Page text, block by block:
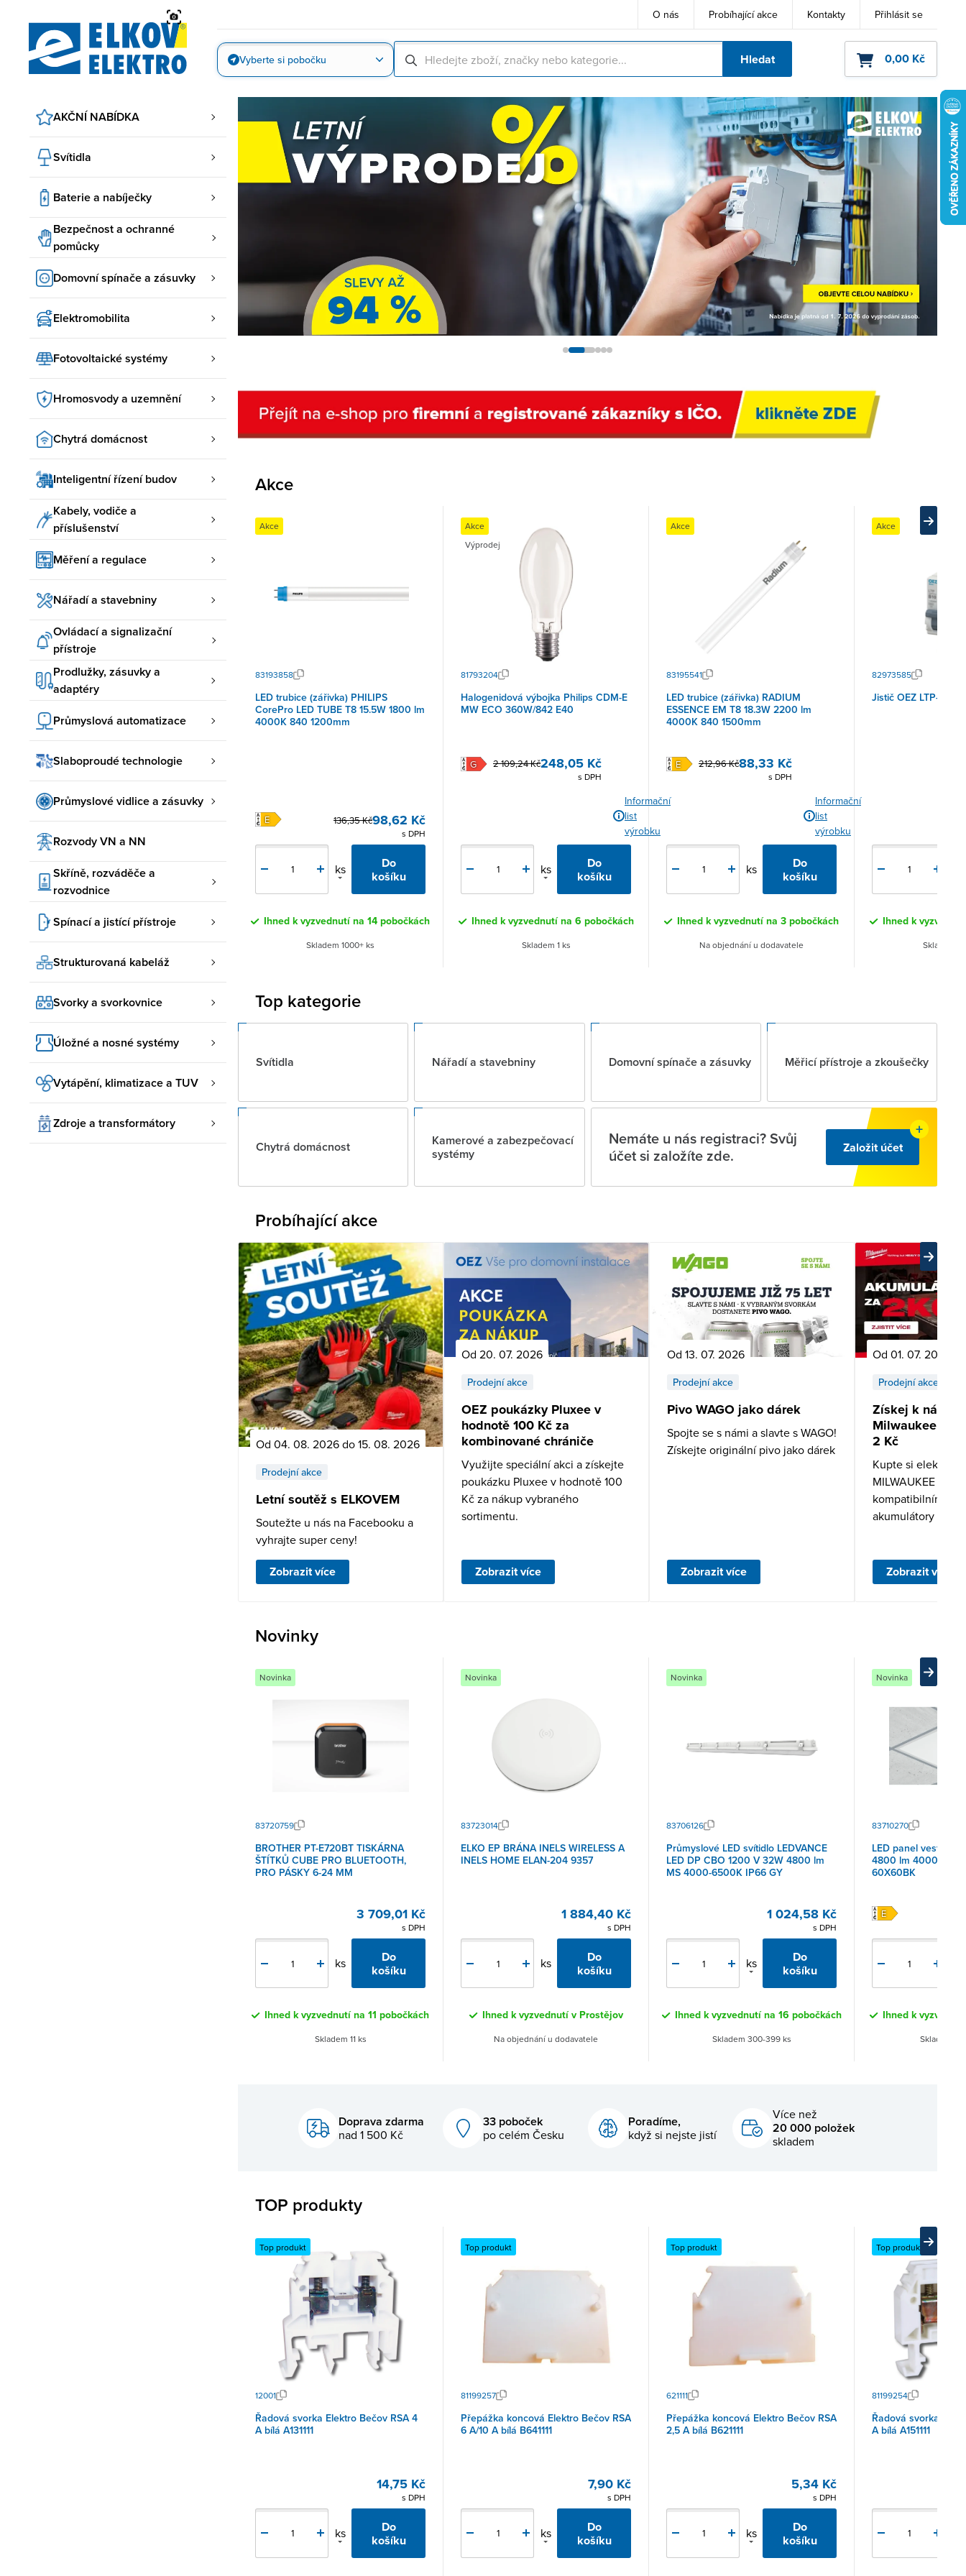
O nás Probíhající akce Kontakty Přihlásit se
Vyberte si pobočku Hledat 0,00 Kč
AKČNÍ NABÍDKA
Svítidla
Baterie a nabíječky
Bezpečnost a ochranné
pomůcky
Domovní spínače a zásuvky
Elektromobilita
Fotovoltaické systémy
Hromosvody a uzemnění
Chytrá domácnost
Inteligentní řízení budov
Kabely, vodiče a
příslušenství
Měření a regulace
Nářadí a stavebniny
Ovládací a signalizační
přístroje
Prodlužky, zásuvky a
adaptéry
Průmyslová automatizace
Slaboproudé technologie
Průmyslové vidlice a zásuvky
Rozvody VN a NN
Skříně, rozváděče a
rozvodnice
Spínací a jistící přístroje
Strukturovaná kabeláž
Svorky a svorkovnice
Úložné a nosné systémy
Vytápění, klimatizace a TUV
Zdroje a transformátory
Akce
Akce
83193858
LED trubice (zářivka) PHILIPS
CorePro LED TUBE T8 15.5W 1800 lm
4000K 840 1200mm
136,35 Kč98,62 Kč
s DPH
ks
Do
košíku
Ihned k vyzvednutí na 14 pobočkách
Skladem 1000+ ks
Akce
Výprodej
81793204
Halogenidová výbojka Philips CDM-E
MW ECO 360W/842 E40
Informační
list
výrobku
2 109,24 Kč248,05 Kč
s DPH
ks
Do
košíku
Ihned k vyzvednutí na 6 pobočkách
Skladem 1 ks
Akce
83195541
LED trubice (zářivka) RADIUM
ESSENCE EM T8 18.3W 2200 lm
4000K 840 1500mm
Informační
list
výrobku
212,96 Kč88,33 Kč
s DPH
ks
Do
košíku
Ihned k vyzvednutí na 3 pobočkách
Na objednání u dodavatele
Akce
82973585
Jistič OEZ LTP-10B-
Ihned k
Skladem
Top kategorie
Svítidla Nářadí a stavebniny Domovní spínače a zásuvky Měřicí přístroje a zkoušečky
Chytrá domácnost
Kamerové a zabezpečovací
systémy
Nemáte u nás registraci? Svůj
účet si založíte zde.
Založit účet
Probíhající akce
Od 04. 08. 2026 do 15. 08. 2026
Prodejní akce
Letní soutěž s ELKOVEM
Soutežte u nás na Facebooku a
vyhrajte super ceny!
Zobrazit více
Od 20. 07. 2026
Prodejní akce
OEZ poukázky Pluxee v
hodnotě 100 Kč za
kombinované chrániče
Využijte speciální akci a získejte
poukázku Pluxee v hodnotě 100
Kč za nákup vybraného
sortimentu.
Zobrazit více
Od 13. 07. 2026
Prodejní akce
Pivo WAGO jako dárek
Spojte se s námi a slavte s WAGO!
Získejte originální pivo jako dárek
Zobrazit více
Od 01. 07. 2026
Prodejní akce
Získej k
Milwaukee –
2 Kč
Kupte si
MILWAUKEE
kompatibilními
akumulátory a
Zobrazit více
Novinky
Novinka
83720759
BROTHER PT-E720BT TISKÁRNA
ŠTÍTKŮ CUBE PRO BLUETOOTH,
PRO PÁSKY 6-24 MM
3 709,01 Kč
s DPH
ks
Do
košíku
Ihned k vyzvednutí na 11 pobočkách
Skladem 11 ks
Novinka
83723014
ELKO EP BRÁNA INELS WIRELESS A
INELS HOME ELAN-204 9357
1 884,40 Kč
s DPH
ks
Do
košíku
Ihned k vyzvednutí v Prostějov
Na objednání u dodavatele
Novinka
83706126
Průmyslové LED svítidlo LEDVANCE
LED DP CBO 1200 V 32W 4800 lm
MS 4000-6500K IP66 GY
1 024,58 Kč
s DPH
ks
Do
košíku
Ihned k vyzvednutí na 16 pobočkách
Skladem 300-399 ks
Novinka
83710270
LED panel vestavný
4800 lm 4000K bílá
60X60BK
Ihned k
Skladem
Doprava zdarma
nad 1 500 Kč
33 poboček
po celém Česku
Poradíme,
když si nejste jistí
Více než
20 000 položek
skladem
TOP produkty
Top produkt
12001
Řadová svorka Elektro Bečov RSA 4
A bílá A131111
14,75 Kč
s DPH
ks
Do
košíku
Top produkt
81199257
Přepážka koncová Elektro Bečov RSA
6 A/10 A bílá B641111
7,90 Kč
s DPH
ks
Do
košíku
Top produkt
621111
Přepážka koncová Elektro Bečov RSA
2,5 A bílá B621111
5,34 Kč
s DPH
ks
Do
košíku
Top produkt
81199254
Řadová svorka Elektro
A bílá A151111